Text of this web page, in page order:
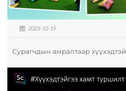
2025-12-15
Сурагчдын амралтаар